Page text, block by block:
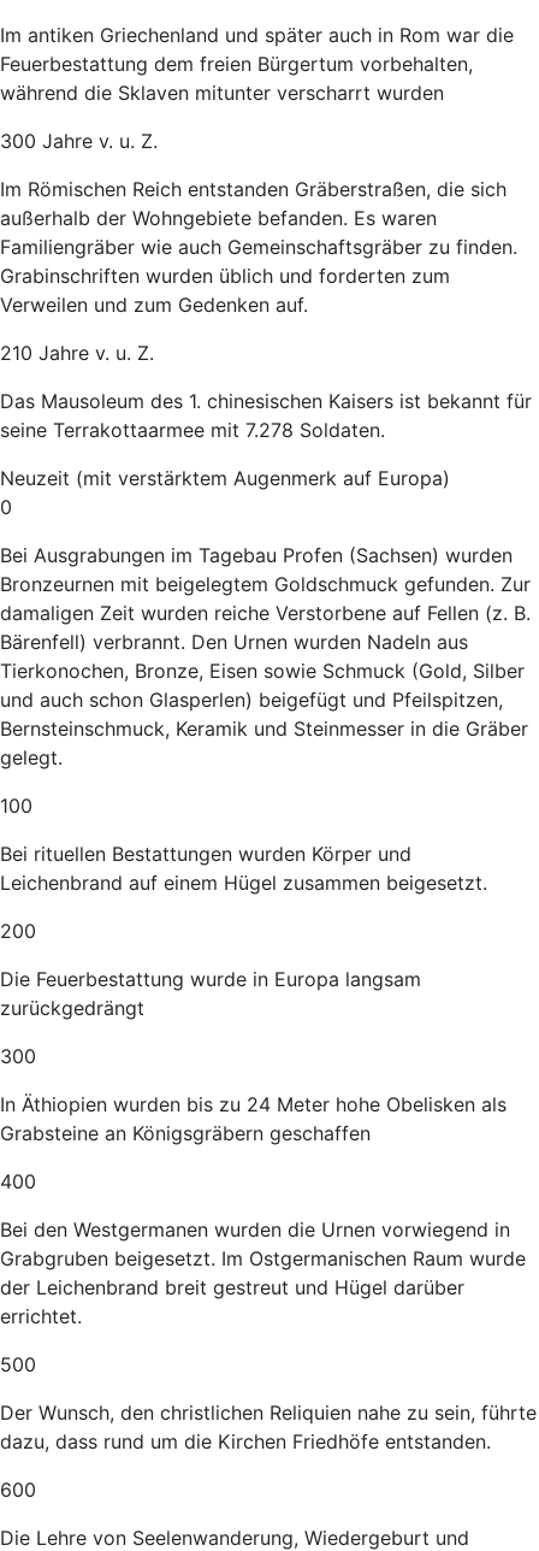
Im antiken Griechenland und später auch in Rom war die
Feuerbestattung dem freien Bürgertum vorbehalten,
während die Sklaven mitunter verscharrt wurden
300 Jahre v. u. Z.
Im Römischen Reich entstanden Gräberstraßen, die sich
außerhalb der Wohngebiete befanden. Es waren
Familiengräber wie auch Gemeinschaftsgräber zu finden.
Grabinschriften wurden üblich und forderten zum
Verweilen und zum Gedenken auf.
210 Jahre v. u. Z.
Das Mausoleum des 1. chinesischen Kaisers ist bekannt für
seine Terrakottaarmee mit 7.278 Soldaten.
Neuzeit (mit verstärktem Augenmerk auf Europa)
0
Bei Ausgrabungen im Tagebau Profen (Sachsen) wurden
Bronzeurnen mit beigelegtem Goldschmuck gefunden. Zur
damaligen Zeit wurden reiche Verstorbene auf Fellen (z. B.
Bärenfell) verbrannt. Den Urnen wurden Nadeln aus
Tierkonochen, Bronze, Eisen sowie Schmuck (Gold, Silber
und auch schon Glasperlen) beigefügt und Pfeilspitzen,
Bernsteinschmuck, Keramik und Steinmesser in die Gräber
gelegt.
100
Bei rituellen Bestattungen wurden Körper und
Leichenbrand auf einem Hügel zusammen beigesetzt.
200
Die Feuerbestattung wurde in Europa langsam
zurückgedrängt
300
In Äthiopien wurden bis zu 24 Meter hohe Obelisken als
Grabsteine an Königsgräbern geschaffen
400
Bei den Westgermanen wurden die Urnen vorwiegend in
Grabgruben beigesetzt. Im Ostgermanischen Raum wurde
der Leichenbrand breit gestreut und Hügel darüber
errichtet.
500
Der Wunsch, den christlichen Reliquien nahe zu sein, führte
dazu, dass rund um die Kirchen Friedhöfe entstanden.
600
Die Lehre von Seelenwanderung, Wiedergeburt und